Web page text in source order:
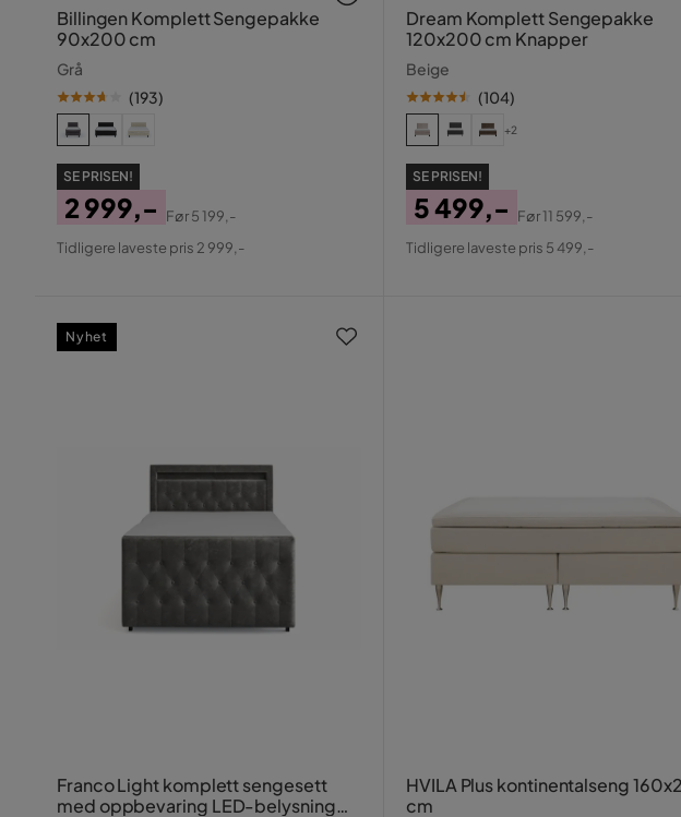
Billingen Komplett Sengepakke
90x200 cm
Grå
(193)
SE PRISEN!
Pris
2 999,-
Original
Før5 199,-
Tidligere laveste pris 2 999,-
Dream Komplett Sengepakke
120x200 cm Knapper
Beige
(104)
+2
SE PRISEN!
Pris
5 499,-
Original
Før11 599,-
Tidligere laveste pris 5 499,-
Franco Light komplett sengesett
med oppbevaring LED-belysning
Nyhet
HVILA Plus kontinentalseng
cm